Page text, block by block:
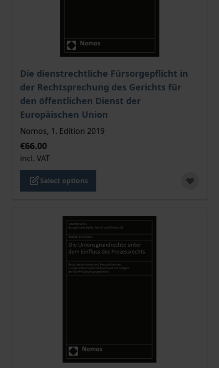
Die dienstrechtliche Fürsorgepflicht in
der Rechtsprechung des Gerichts für
den öffentlichen Dienst der
Europäischen Union
The price depends on the options chosen on the
Nomos, 1. Edition 2019
€66.00
incl. VAT
Select options